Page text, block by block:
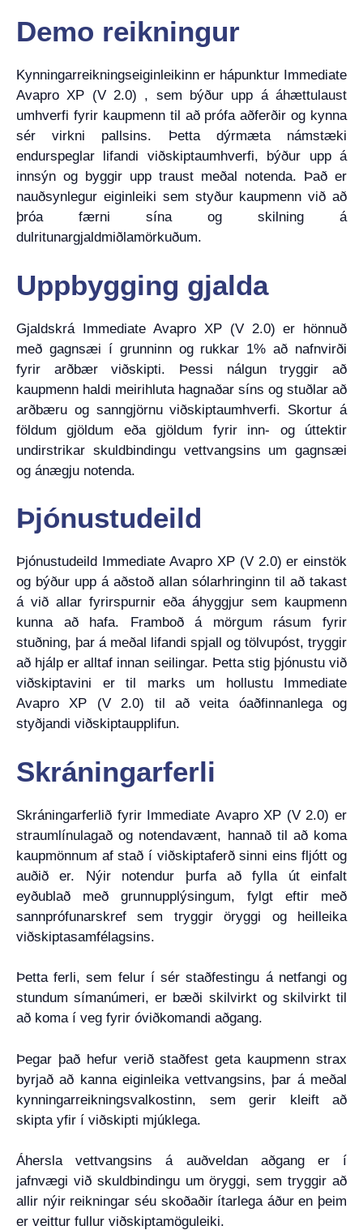
Demo reikningur
Kynningarreikningseiginleikinn er hápunktur Immediate
Avapro XP (V 2.0) , sem býður upp á áhættulaust
umhverfi fyrir kaupmenn til að prófa aðferðir og kynna
sér virkni pallsins. Þetta dýrmæta námstæki
endurspeglar lifandi viðskiptaumhverfi, býður upp á
innsýn og byggir upp traust meðal notenda. Það er
nauðsynlegur eiginleiki sem styður kaupmenn við að
þróa færni sína og skilning á
dulritunargjaldmiðlamörkuðum.
Uppbygging gjalda
Gjaldskrá Immediate Avapro XP (V 2.0) er hönnuð
með gagnsæi í grunninn og rukkar 1% að nafnvirði
fyrir arðbær viðskipti. Þessi nálgun tryggir að
kaupmenn haldi meirihluta hagnaðar síns og stuðlar að
arðbæru og sanngjörnu viðskiptaumhverfi. Skortur á
földum gjöldum eða gjöldum fyrir inn- og úttektir
undirstrikar skuldbindingu vettvangsins um gagnsæi
og ánægju notenda.
Þjónustudeild
Þjónustudeild Immediate Avapro XP (V 2.0) er einstök
og býður upp á aðstoð allan sólarhringinn til að takast
á við allar fyrirspurnir eða áhyggjur sem kaupmenn
kunna að hafa. Framboð á mörgum rásum fyrir
stuðning, þar á meðal lifandi spjall og tölvupóst, tryggir
að hjálp er alltaf innan seilingar. Þetta stig þjónustu við
viðskiptavini er til marks um hollustu Immediate
Avapro XP (V 2.0) til að veita óaðfinnanlega og
styðjandi viðskiptaupplifun.
Skráningarferli
Skráningarferlið fyrir Immediate Avapro XP (V 2.0) er
straumlínulagað og notendavænt, hannað til að koma
kaupmönnum af stað í viðskiptaferð sinni eins fljótt og
auðið er. Nýir notendur þurfa að fylla út einfalt
eyðublað með grunnupplýsingum, fylgt eftir með
sannprófunarskref sem tryggir öryggi og heilleika
viðskiptasamfélagsins.
Þetta ferli, sem felur í sér staðfestingu á netfangi og
stundum símanúmeri, er bæði skilvirkt og skilvirkt til
að koma í veg fyrir óviðkomandi aðgang.
Þegar það hefur verið staðfest geta kaupmenn strax
byrjað að kanna eiginleika vettvangsins, þar á meðal
kynningarreikningsvalkostinn, sem gerir kleift að
skipta yfir í viðskipti mjúklega.
Áhersla vettvangsins á auðveldan aðgang er í
jafnvægi við skuldbindingu um öryggi, sem tryggir að
allir nýir reikningar séu skoðaðir ítarlega áður en þeim
er veittur fullur viðskiptamöguleiki.